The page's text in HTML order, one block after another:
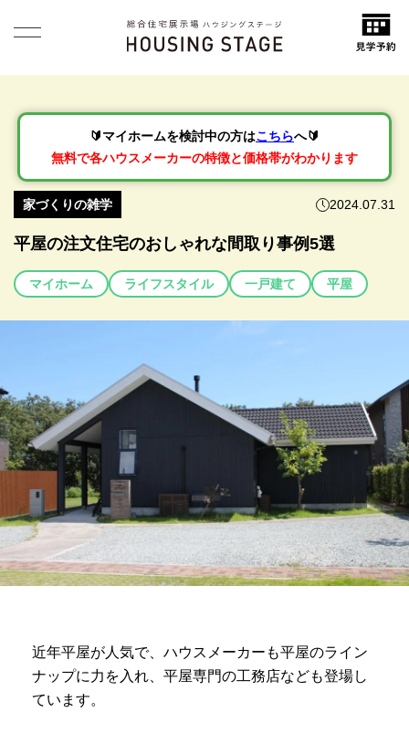
🔰マイホームを検討中の方はこちらへ🔰
無料で各ハウスメーカーの特徴と価格帯がわかります
家づくりの雑学 2024.07.31
平屋の注文住宅のおしゃれな間取り事例5選
マイホーム ライフスタイル 一戸建て 平屋
近年平屋が人気で、ハウスメーカーも平屋のライン
ナップに力を入れ、平屋専門の工務店なども登場し
ています。